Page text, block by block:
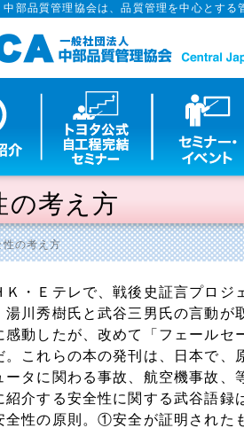
中部品質管理協会は、品質管理を中心とす
の考え方
性の考え方
Ｋ・Ｅテレで、戦後史証言プロ
湯川秀樹氏と武谷三男氏の言動
感動したが、改めて「フェールセ
。これらの本の発刊は、日本で
ータに関わる事故、航空機事故
紹介する安全性に関する武谷語録
全性の原則。①安全が証明された